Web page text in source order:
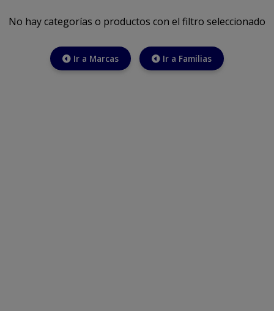
No hay categorías o productos con el filtro seleccionado
Ir a Marcas Ir a Familias